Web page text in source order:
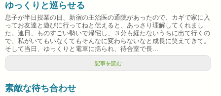
ゆっくりと巡らせる
息子が半日授業の日、新宿の主治医の通院があったので、カギで家に入
ってお友達と遊びに行ってねと伝えると、あっさり理解してくれまし
た。連日、ものすごい勢いで帰宅し、３分も経たないうちに出て行くの
で、私がいてもいなくてもそんなに変わらないなと成長に笑えてきて。
そして当日、ゆっくりと電車に揺られ、待合室で長...
記事を読む
素敵な待ち合わせ